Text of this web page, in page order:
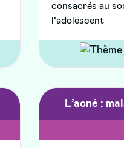
consacrés au
l’adolescent
L’acné :